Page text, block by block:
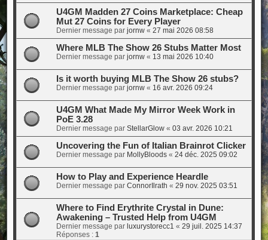
U4GM Madden 27 Coins Marketplace: Cheap
Mut 27 Coins for Every Player
Dernier message par jornw« 27 mai 2026 08:58
Where MLB The Show 26 Stubs Matter Most
Dernier message par jornw« 13 mai 2026 10:40
Is it worth buying MLB The Show 26 stubs?
Dernier message par jornw« 16 avr. 2026 09:24
U4GM What Made My Mirror Week Work in
PoE 3.28
Dernier message par StellarGlow« 03 avr. 2026 10:21
Uncovering the Fun of Italian Brainrot Clicker
Dernier message par MollyBloods« 24 déc. 2025 09:02
How to Play and Experience Heardle
Dernier message par ConnorIlrath « 29 nov. 2025 03:51
Where to Find Erythrite Crystal in Dune:
Awakening – Trusted Help from U4GM
Dernier message par luxurystorecc1 « 29 juil. 2025 14:37
Réponses : 1